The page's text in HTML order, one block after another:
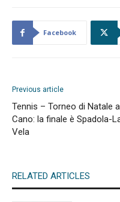
Facebook
Previous article
Tennis – Torneo di Natale
Cano: la finale è Spadola-
Vela
RELATED ARTICLES